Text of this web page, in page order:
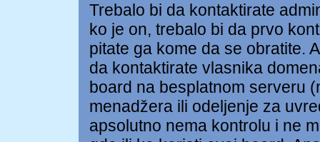
Trebalo bi da kontaktirate
ko je on, trebalo bi da prvo
pitate ga kome da se obratite.
da kontaktirate vlasnika
board na besplatnom serveru
menadžera ili odeljenje za
apsolutno nema kontrolu i ne